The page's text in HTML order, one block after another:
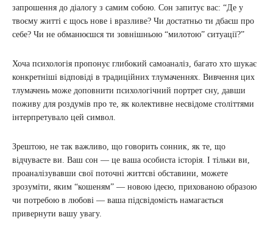
запрошення до діалогу з самим собою. Сон запитує вас: “Де у
твоєму житті є щось нове і вразливе? Чи достатньо ти дбаєш про
себе? Чи не обманюєшся ти зовнішньою “милотою” ситуації?”
Хоча психологія пропонує глибокий самоаналіз, багато хто шукає
конкретніші відповіді в традиційних тлумаченнях. Вивчення цих
тлумачень може доповнити психологічний портрет сну, давши
поживу для роздумів про те, як колективне несвідоме століттями
інтерпретувало цей символ.
Зрештою, не так важливо, що говорить сонник, як те, що
відчуваєте ви. Ваш сон — це ваша особиста історія. І тільки ви,
проаналізувавши свої поточні життєві обставини, можете
зрозуміти, яким “кошеням” — новою ідеєю, прихованою образою
чи потребою в любові — ваша підсвідомість намагається
привернути вашу увагу.